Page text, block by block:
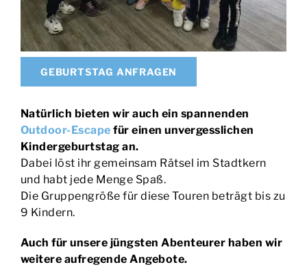
GEBURTSTAG ANFRAGEN
Natürlich bieten wir auch ein spannenden
Outdoor-Escape für einen unvergesslichen
Kindergeburtstag an.
Dabei löst ihr gemeinsam Rätsel im Stadtkern
und habt jede Menge Spaß.
Die Gruppengröße für diese Touren beträgt bis zu
9 Kindern.
Auch für unsere jüngsten Abenteurer haben wir
weitere aufregende Angebote.